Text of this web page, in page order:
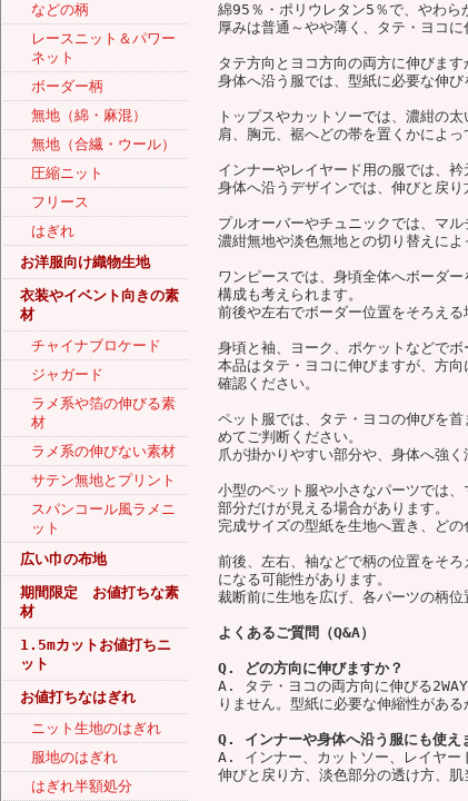
などの柄
レースニット＆パワー
ネット
ボーダー柄
無地（綿・麻混）
無地（合繊・ウール）
圧縮ニット
フリース
はぎれ
お洋服向け織物生地
衣装やイベント向きの素
材
チャイナブロケード
ジャガード
ラメ系や箔の伸びる素
材
ラメ系の伸びない素材
サテン無地とプリント
スパンコール風ラメニ
ット
広い巾の布地
期間限定 お値打ちな素
材
1.5mカットお値打ちニ
ット
お値打ちなはぎれ
ニット生地のはぎれ
服地のはぎれ
はぎれ半額処分
綿95％・ポリウレタン5％で、やわら
厚みは普通～やや薄く、タテ・ヨコに
タテ方向とヨコ方向の両方に伸びま
身体へ沿う服では、型紙に必要な伸び
トップスやカットソーでは、濃紺の
肩、胸元、裾へどの帯を置くかによ
インナーやレイヤード用の服では、
身体へ沿うデザインでは、伸びと戻
プルオーバーやチュニックでは、マ
濃紺無地や淡色無地との切り替えに
ワンピースでは、身頃全体へボーダ
構成も考えられます。
前後や左右でボーダー位置をそろえ
身頃と袖、ヨーク、ポケットなどで
本品はタテ・ヨコに伸びますが、方
確認ください。
ペット服では、タテ・ヨコの伸びを
めてご判断ください。
爪が掛かりやすい部分や、身体へ強
小型のペット服や小さなパーツでは
部分だけが見える場合があります。
完成サイズの型紙を生地へ置き、どの
前後、左右、袖などで柄の位置をそ
になる可能性があります。
裁断前に生地を広げ、各パーツの柄位
よくあるご質問（Q&A）
Q. どの方向に伸びますか？
A. タテ・ヨコの両方向に伸びる
りません。型紙に必要な伸縮性がある
Q. インナーや身体へ沿う服にも使え
A. インナー、カットソー、レイヤー
伸びと戻り方、淡色部分の透け方、肌